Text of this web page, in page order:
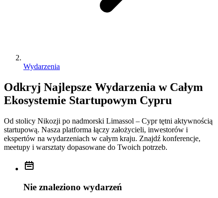
Wydarzenia
Odkryj Najlepsze Wydarzenia w Całym
Ekosystemie Startupowym Cypru
Od stolicy Nikozji po nadmorski Limassol – Cypr tętni aktywnością
startupową. Nasza platforma łączy założycieli, inwestorów i
ekspertów na wydarzeniach w całym kraju. Znajdź konferencje,
meetupy i warsztaty dopasowane do Twoich potrzeb.
Nie znaleziono wydarzeń